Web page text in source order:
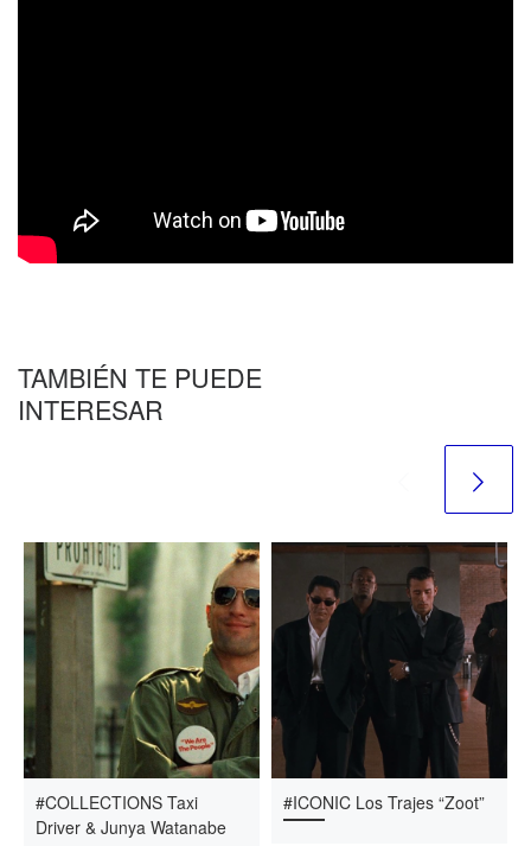
TAMBIÉN TE PUEDE
INTERESAR
#COLLECTIONS Taxi
Driver & Junya Watanabe
#ICONIC Los Trajes “Zoot”